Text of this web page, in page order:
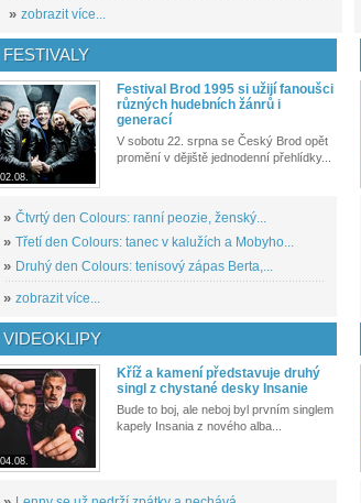
» zobrazit více...
FESTIVALY
02.08.
Festival Brod 1995 si užijí fanoušci
různých hudebních žánrů i
generací
V sobotu 22. srpna se Český Brod opět
promění v dějiště jednodenní přehlídky...
» Čtvrtý den Colours: ranní peozie, ženský...
» Třetí den Colours: tanec v kalužích a Mobyho...
» Druhý den Colours: tenisový zápas Berta,...
» zobrazit více...
VIDEOKLIPY
04.08.
Kříž a kamení představuje druhý
singl z chystané desky Insanie
Bude to boj, ale neboj byl prvním singlem
kapely Insania z nového alba...